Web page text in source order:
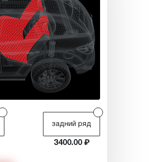
задний ряд
3400.00